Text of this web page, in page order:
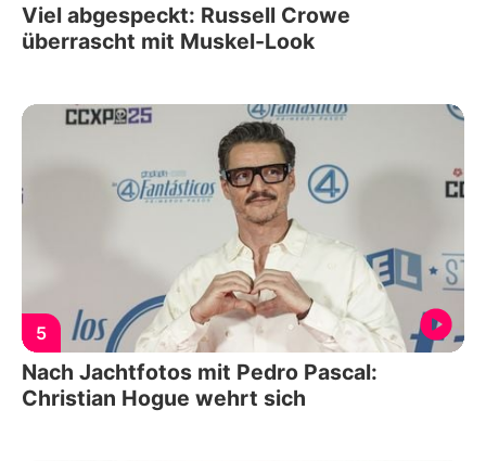
Viel abgespeckt: Russell Crowe
überrascht mit Muskel-Look
5
Nach Jachtfotos mit Pedro Pascal:
Christian Hogue wehrt sich